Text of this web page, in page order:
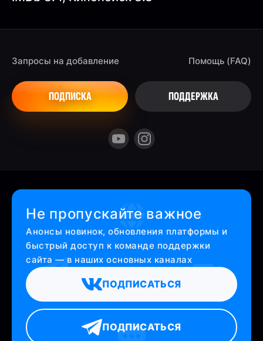
Запросы на добавление
ПОДПИСКА
Помощь (FAQ)
ПОДДЕРЖКА
Не пропускайте важное
Анонсы новинок, обновления платформы и
быстрый доступ к команде поддержки
сайта — в наших основных каналах
ПОДПИСАТЬСЯ
ПОДПИСАТЬСЯ